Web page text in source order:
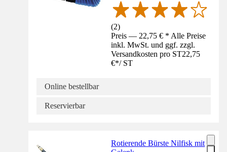
(2)
Preis — 22,75 € * Alle Preise
inkl. MwSt. und ggf. zzgl.
Versandkosten pro ST22,75
€*/ ST
Online bestellbar
Reservierbar
Rotierende Bürste Nilfisk mit